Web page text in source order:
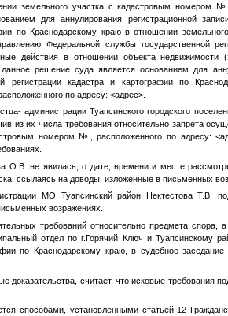
земельного участка с кадастровым номером №
для аннулирования регистрационной
по Краснодарскому краю в отношении
Федеральной службы государственной
действия в отношении объекта
данное решение суда является основанием для
регистрации кадастра и картографии по
по адресу: <адрес>.
администрации Туапсинского городского
из их числа требования относительно запрета
номером № , расположенного по адресу:
О.В. не явилась, о дате, времени и месте
ссылаясь на доводы, изложенные в письменных
МО Туапсинский район Нектестова Т.В.
возражениях.
требований относительно предмета спора, а
отдел по г.Горячий Ключ и Туапсинскому
по Краснодарскому краю, в судебное
считает, что исковые требования
способами, установленными статьей 12